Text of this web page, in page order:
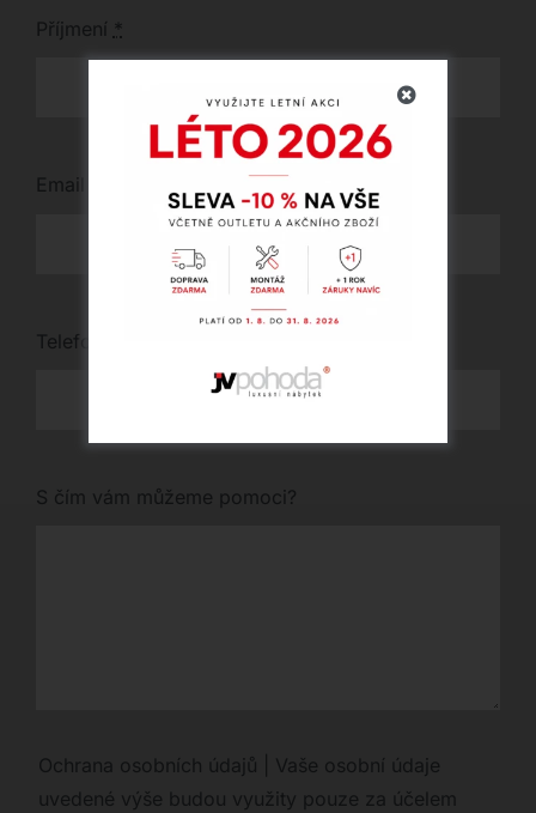
Příjmení *
Email
Telefon
S čím vám můžeme pomoci?
Ochrana osobních údajů | Vaše osobní údaje
uvedené výše budou využity pouze za účelem